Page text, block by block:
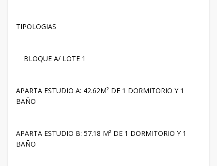
TIPOLOGIAS
BLOQUE A/ LOTE 1
APARTA ESTUDIO A: 42.62M² DE 1 DORMITORIO Y 1
BAÑO
APARTA ESTUDIO B: 57.18 M² DE 1 DORMITORIO Y 1
BAÑO